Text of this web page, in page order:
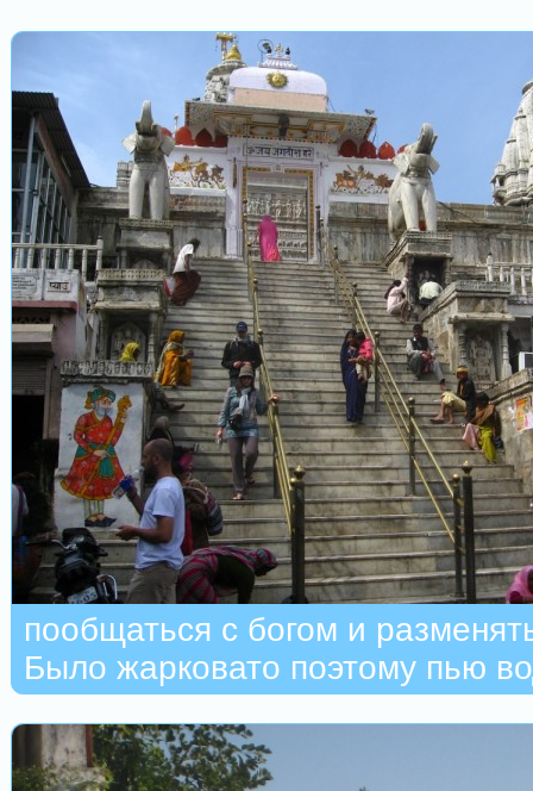
пообщаться с богом и
Было жарковато поэтому пью